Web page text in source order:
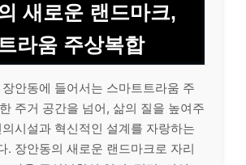
새로운 랜드마크,
라움 주상복합
안동에 들어서는 스마트트라움 주
주거 공간을 넘어, 삶의 질을 높여주
시설과 혁신적인 설계를 자랑하는
. 장안동의 새로운 랜드마크로 자리